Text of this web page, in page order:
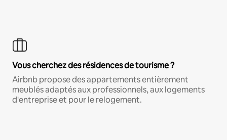
Vous cherchez des résidences de tourisme ?
Airbnb propose des appartements entièrement
meublés adaptés aux professionnels, aux logements
d'entreprise et pour le relogement.